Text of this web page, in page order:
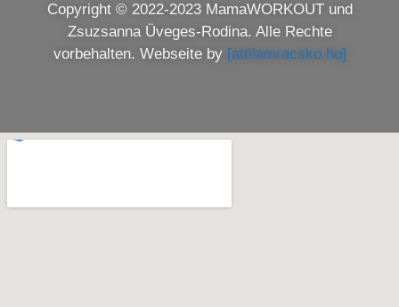
Copyright © 2022-2023 MamaWORKOUT und
Zsuzsanna Üveges-Rodina. Alle Rechte
vorbehalten. Webseite by [attilamracsko.hu]